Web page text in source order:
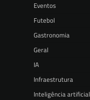
Eventos
Futebol
Gastronomia
Geral
IA
Infraestrutura
Inteligência artificial